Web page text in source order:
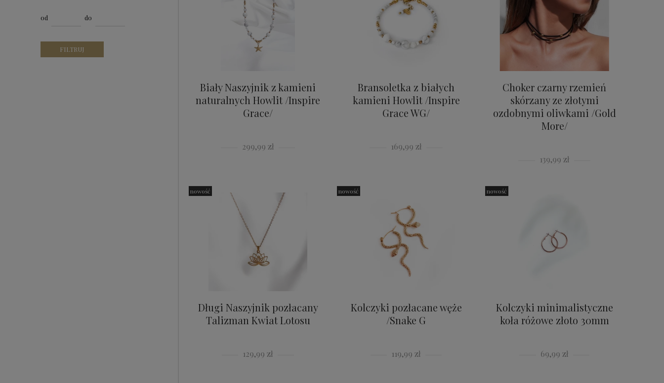
od do
FILTRUJ
Biały Naszyjnik z kamieni
naturalnych Howlit /Inspire
Grace/
299,99 zł
Bransoletka z białych
kamieni Howlit /Inspire
Grace WG/
169,99 zł
Choker czarny rzemień
skórzany ze złotymi
ozdobnymi oliwkami /Gold
More/
139,99 zł
Długi Naszyjnik pozłacany
Talizman Kwiat Lotosu
129,99 zł
nowość
Kolczyki pozłacane węże
/Snake G
119,99 zł
nowość
Kolczyki minimalistyczne
koła różowe złoto 30mm
69,99 zł
nowość